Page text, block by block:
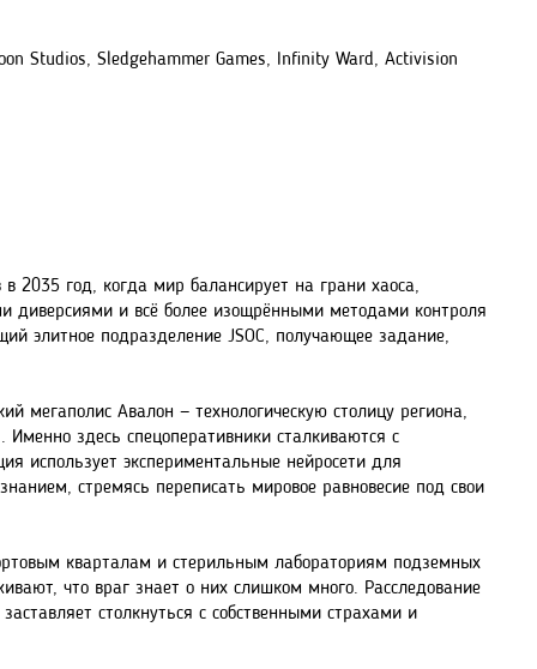
Studios, Sledgehammer Games, Infinity Ward, Activision
2035 год, когда мир балансирует на грани хаоса,
и всё более изощрёнными методами контроля
элитное подразделение JSOC, получающее задание,
мегаполис Авалон — технологическую столицу региона,
здесь спецоперативники сталкиваются с
использует экспериментальные нейросети для
стремясь переписать мировое равновесие под свои
кварталам и стерильным лабораториям подземных
что враг знает о них слишком много. Расследование
столкнуться с собственными страхами и